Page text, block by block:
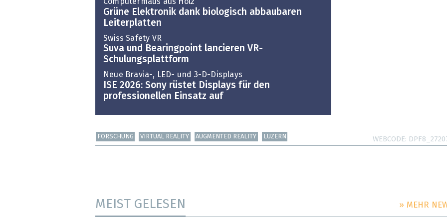
Grüne Elektronik dank biologisch abbaubaren
Leiterplatten
Swiss Safety VR
Suva und Bearingpoint lancieren VR-
Schulungsplattform
Neue Bravia-, LED- und 3-D-Displays
ISE 2026: Sony rüstet Displays für den
professionellen Einsatz auf
FORSCHUNG VIRTUAL REALITY AUGMENTED REALITY LUZERN WEBCODE
MEIST GELESEN » MEHR